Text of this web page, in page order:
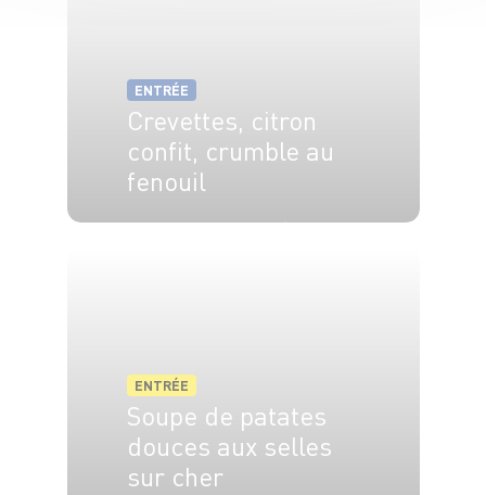
ENTRÉE
Crevettes, citron
confit, crumble au
fenouil
ENTRÉE
Soupe de patates
douces aux selles
sur cher